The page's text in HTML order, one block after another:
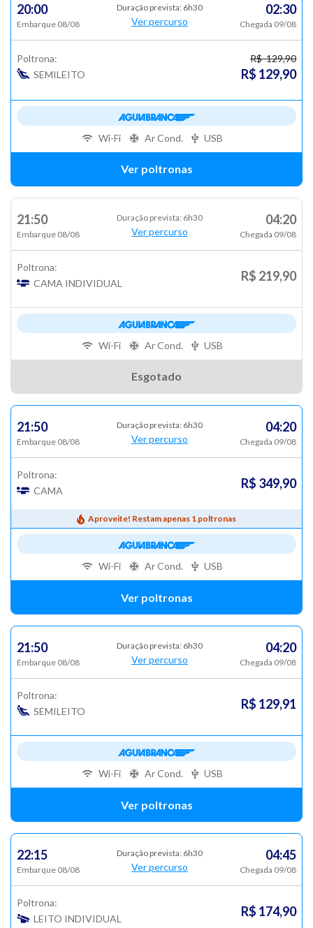
20:00
Embarque 08/08
Duração prevista: 6h30
Ver percurso
02:30
Chegada 09/08
Poltrona:
SEMILEITO
R$ 129,90
R$ 129,90
Ver poltronas
Wi-Fi Ar Cond. USB
21:50
Embarque 08/08
Duração prevista: 6h30
Ver percurso
04:20
Chegada 09/08
Poltrona:
CAMA INDIVIDUAL
R$ 219,90
Esgotado
Wi-Fi Ar Cond. USB
21:50
Embarque 08/08
Duração prevista: 6h30
Ver percurso
04:20
Chegada 09/08
Poltrona:
CAMA
R$ 349,90
Aproveite! Restam apenas 1 poltronas
Ver poltronas
Wi-Fi Ar Cond. USB
21:50
Embarque 08/08
Duração prevista: 6h30
Ver percurso
04:20
Chegada 09/08
Poltrona:
SEMILEITO
R$ 129,91
Ver poltronas
Wi-Fi Ar Cond. USB
22:15
Embarque 08/08
Duração prevista: 6h30
Ver percurso
04:45
Chegada 09/08
Poltrona:
LEITO INDIVIDUAL
R$ 174,90